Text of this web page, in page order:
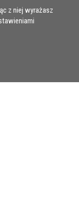
z niej wyrażasz